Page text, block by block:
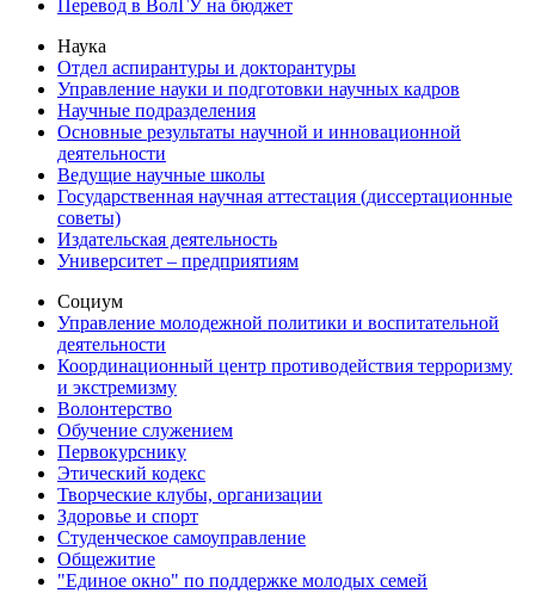
Перевод в ВолГУ на бюджет
Наука
Отдел аспирантуры и докторантуры
Управление науки и подготовки научных кадров
Научные подразделения
Основные результаты научной и инновационной
деятельности
Ведущие научные школы
Государственная научная аттестация (диссертационные
советы)
Издательская деятельность
Университет – предприятиям
Социум
Управление молодежной политики и воспитательной
деятельности
Координационный центр противодействия терроризму
и экстремизму
Волонтерство
Обучение служением
Первокурснику
Этический кодекс
Творческие клубы, организации
Здоровье и спорт
Студенческое самоуправление
Общежитие
"Единое окно" по поддержке молодых семей